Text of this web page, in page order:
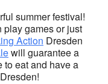
summer festival!
play games or just
Action Dresden
will guarantee a
to eat and have a